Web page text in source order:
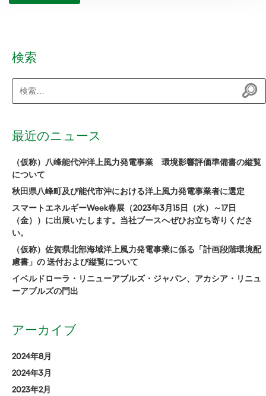
検索
最近のニュース
（仮称）八峰能代沖洋上風力発電事業 環境影響評価準備書の縦覧
について
秋田県八峰町及び能代市沖における洋上風力発電事業者に選定
スマートエネルギーWeek春展（2023年3月15日（水）～17日
（金））に出展いたします。当社ブースへぜひお立ち寄りくださ
い。
（仮称）佐賀県北部海域洋上風力発電事業に係る「計画段階環境配
慮書」の 送付および縦覧について
イベルドローラ・リニューアブルズ・ジャパン、アカシア・リニュ
ーアブルズの門出
アーカイブ
2024年8月
2024年3月
2023年2月